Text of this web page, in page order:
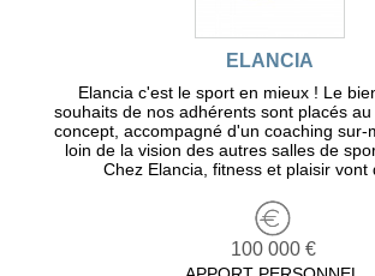
ELANCIA
Elancia c'est le sport en mieux ! Le
souhaits de nos adhérents sont placés
concept, accompagné d'un coaching sur-
loin de la vision des autres salles de
Chez Elancia, fitness et plaisir vont
100 000 €